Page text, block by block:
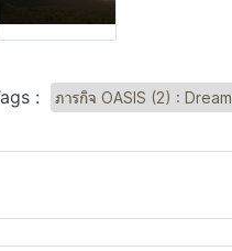
: ภารกิจ OASIS (2) : Dream